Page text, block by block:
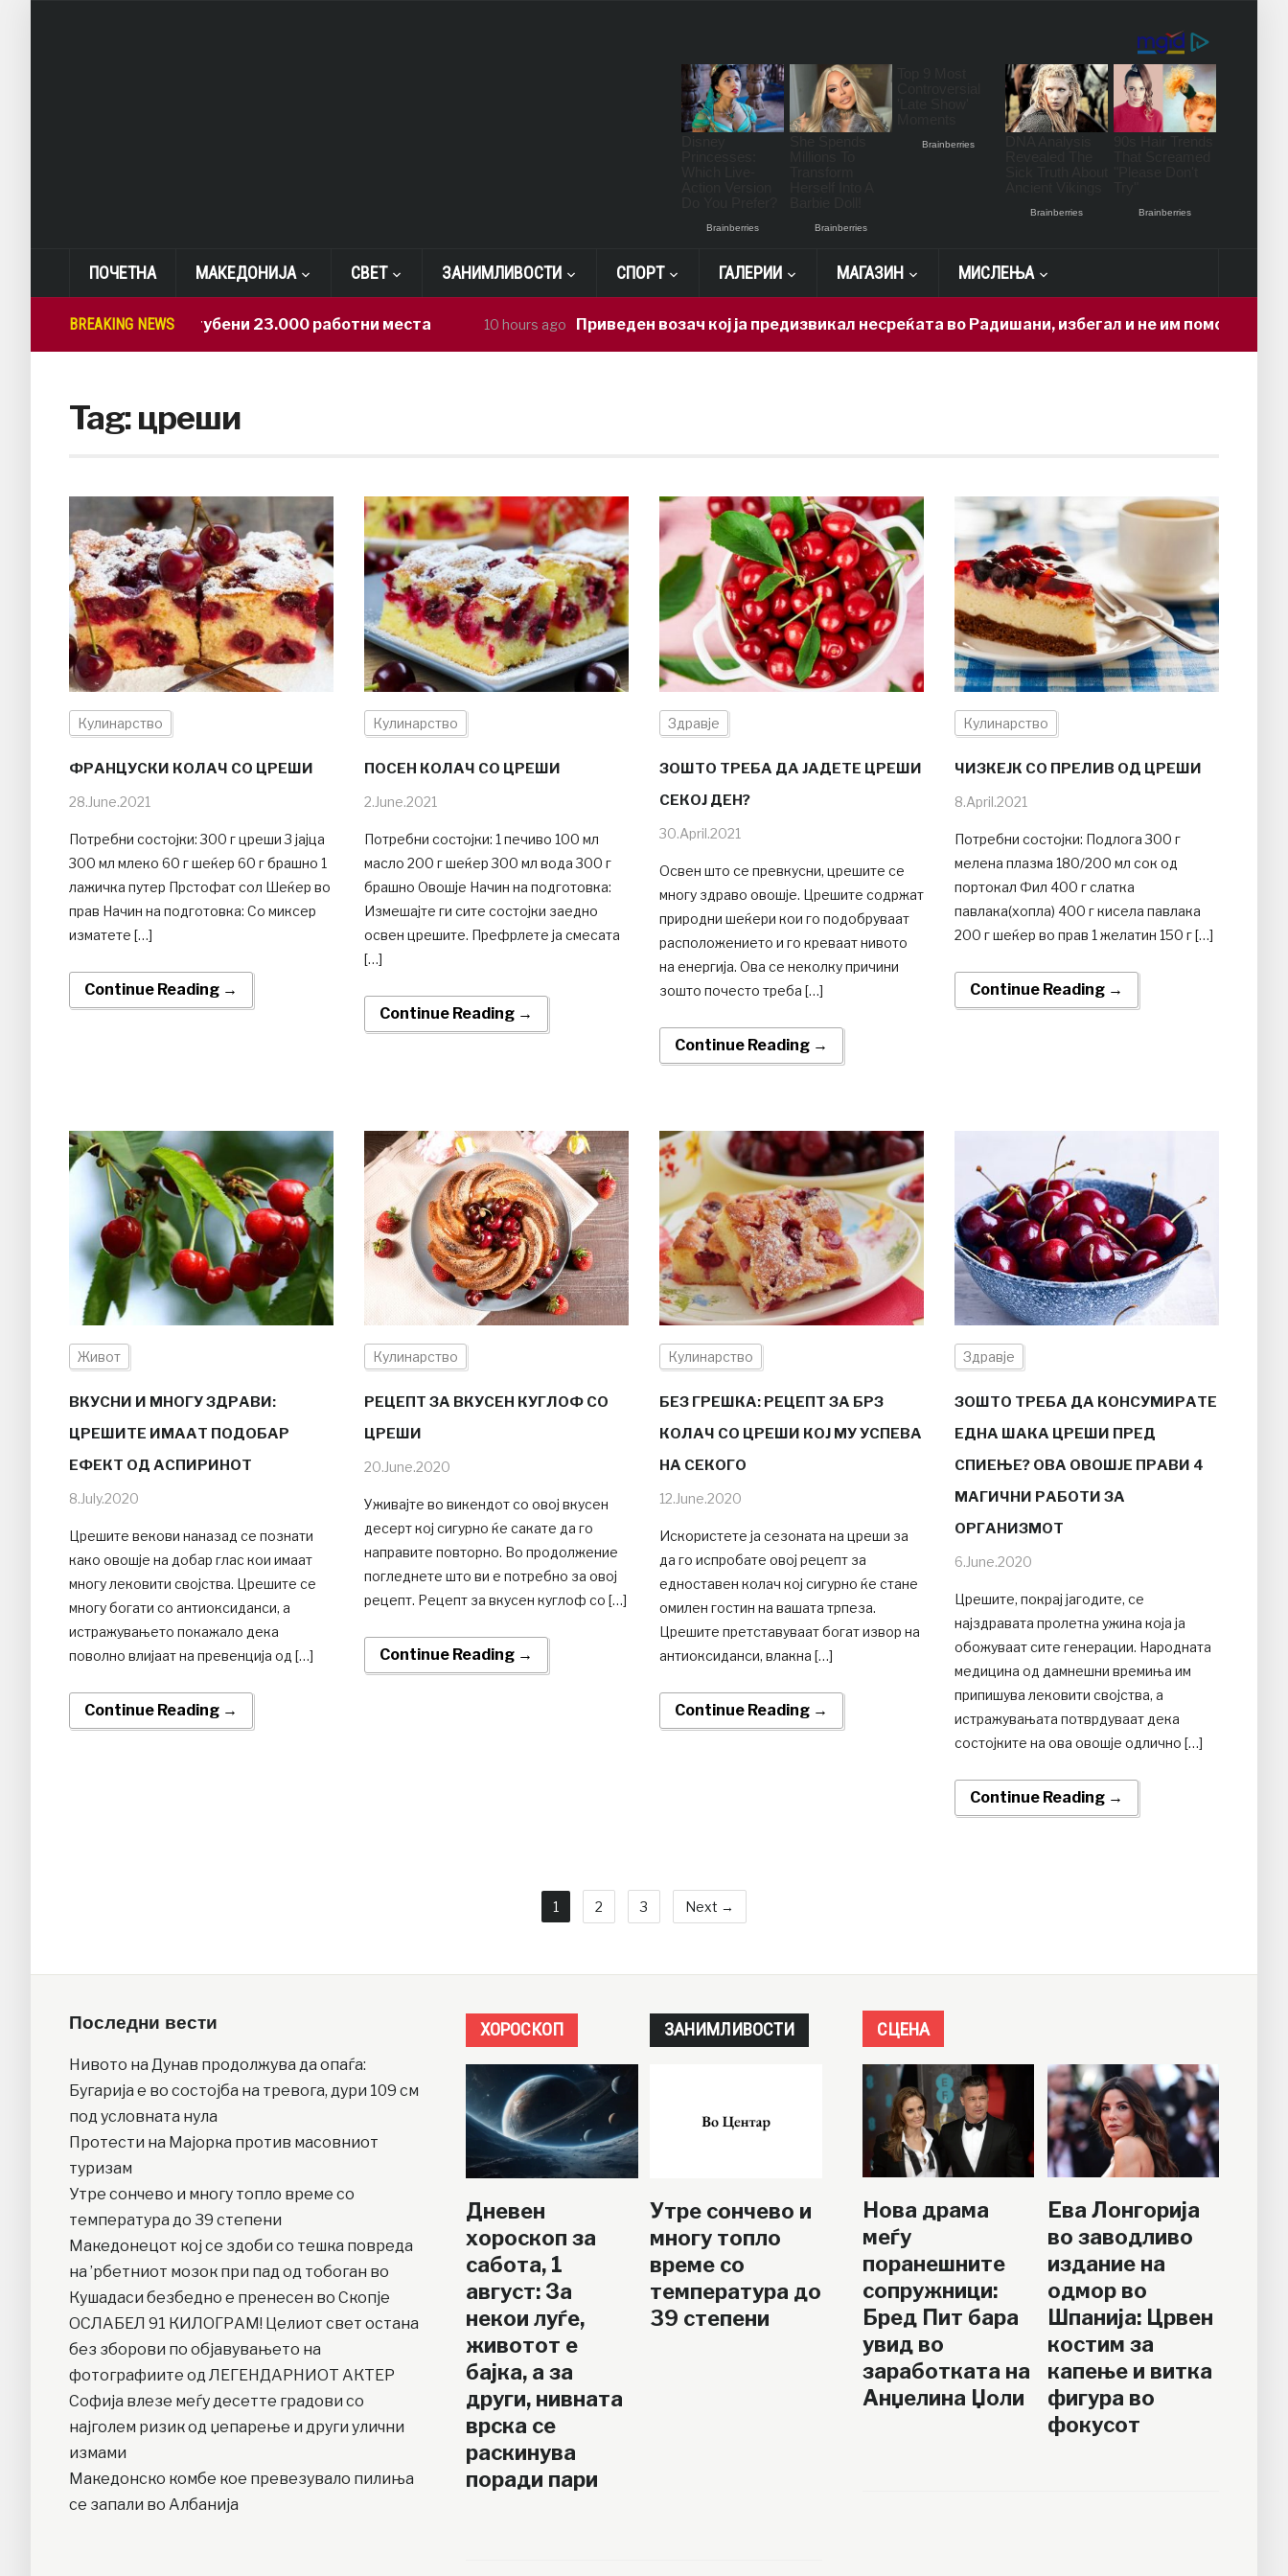
ПОЧЕТНА МАКЕДОНИЈА СВЕТ ЗАНИМЛИВОСТИ СПОРТ ГАЛЕРИИ МАГАЗИН МИСЛЕЊА
BREAKING NEWS
САД: Изгубени 23.000 работни места 10 hours ago Приведен возач кој ја предизвикал несреќата во Радишани, избегал и не им помогнал на
Tag:цреши
Кулинарство
ФРАНЦУСКИ КОЛАЧ СО ЦРЕШИ
28.June.2021
Потребни состојки: 300 г цреши 3 јајца
300 мл млеко 60 г шеќер 60 г брашно 1
лажичка путер Прстофат сол Шеќер во
прав Начин на подготовка: Со миксер
изматете […]
Continue Reading →
Кулинарство
ПОСЕН КОЛАЧ СО ЦРЕШИ
2.June.2021
Потребни состојки: 1 печиво 100 мл
масло 200 г шеќер 300 мл вода 300 г
брашно Овошје Начин на подготовка:
Измешајте ги сите состојки заедно
освен црешите. Префрлете ја смесата
[…]
Continue Reading →
Здравје
ЗОШТО ТРЕБА ДА ЈАДЕТЕ ЦРЕШИ
СЕКОЈ ДЕН?
30.April.2021
Освен што се превкусни, црешите се
многу здраво овошје. Црешите содржат
природни шеќери кои го подобруваат
расположението и го креваат нивото
на енергија. Ова се неколку причини
зошто почесто треба […]
Continue Reading →
Кулинарство
ЧИЗКЕЈК СО ПРЕЛИВ ОД ЦРЕШИ
8.April.2021
Потребни состојки: Подлога 300 г
мелена плазма 180/200 мл сок од
портокал Фил 400 г слатка
павлака(хопла) 400 г кисела павлака
200 г шеќер во прав 1 желатин 150 г […]
Continue Reading →
Живот
ВКУСНИ И МНОГУ ЗДРАВИ:
ЦРЕШИТЕ ИМААТ ПОДОБАР
ЕФЕКТ ОД АСПИРИНОТ
8.July.2020
Црешите векови наназад се познати
како овошје на добар глас кои имаат
многу лековити својства. Црешите се
многу богати со антиоксиданси, а
истражувањето покажало дека
поволно влијаат на превенција од […]
Continue Reading →
Кулинарство
РЕЦЕПТ ЗА ВКУСЕН КУГЛОФ СО
ЦРЕШИ
20.June.2020
Уживајте во викендот со овој вкусен
десерт кој сигурно ќе сакате да го
направите повторно. Во продолжение
погледнете што ви е потребно за овој
рецепт. Рецепт за вкусен куглоф со […]
Continue Reading →
Кулинарство
БЕЗ ГРЕШКА: РЕЦЕПТ ЗА БРЗ
КОЛАЧ СО ЦРЕШИ КОЈ МУ УСПЕВА
НА СЕКОГО
12.June.2020
Искористете ја сезоната на цреши за
да го испробате овој рецепт за
едноставен колач кој сигурно ќе стане
омилен гостин на вашата трпеза.
Црешите претставуваат богат извор на
антиоксиданси, влакна […]
Continue Reading →
Здравје
ЗОШТО ТРЕБА ДА КОНСУМИРАТЕ
ЕДНА ШАКА ЦРЕШИ ПРЕД
СПИЕЊЕ? ОВА ОВОШЈЕ ПРАВИ 4
МАГИЧНИ РАБОТИ ЗА
ОРГАНИЗМОТ
6.June.2020
Црешите, покрај јагодите, се
најздравата пролетна ужина која ја
обожуваат сите генерации. Народната
медицина од дамнешни времиња им
припишува лековити својства, а
истражувањата потврдуваат дека
состојките на ова овошје одлично […]
Continue Reading →
1 2 3 Next →
Последни вести
Нивото на Дунав продолжува да опаѓа:
Бугарија е во состојба на тревога, дури 109 см
под условната нула
Протести на Мајорка против масовниот
туризам
Утре сончево и многу топло време со
температура до 39 степени
Македонецот кој се здоби со тешка повреда
на ’рбетниот мозок при пад од тобоган во
Кушадаси безбедно е пренесен во Скопје
ОСЛАБЕЛ 91 КИЛОГРАМ! Целиот свет остана
без зборови по објавувањето на
фотографиите од ЛЕГЕНДАРНИОТ АКТЕР
Софија влезе меѓу десетте градови со
најголем ризик од џепарење и други улични
измами
Македонско комбе кое превезувало пилиња
се запали во Албанија
ХОРОСКОП
Дневен
хороскоп за
сабота, 1
август: За
некои луѓе,
животот е
бајка, а за
други, нивната
врска се
раскинува
поради пари
ЗАНИМЛИВОСТИ
Утре сончево и
многу топло
време со
температура до
39 степени
СЦЕНА
Нова драма
меѓу
поранешните
сопружници:
Бред Пит бара
увид во
заработката на
Анџелина Џоли
Ева Лонгорија
во заводливо
издание на
одмор во
Шпанија: Црвен
костим за
капење и витка
фигура во
фокусот